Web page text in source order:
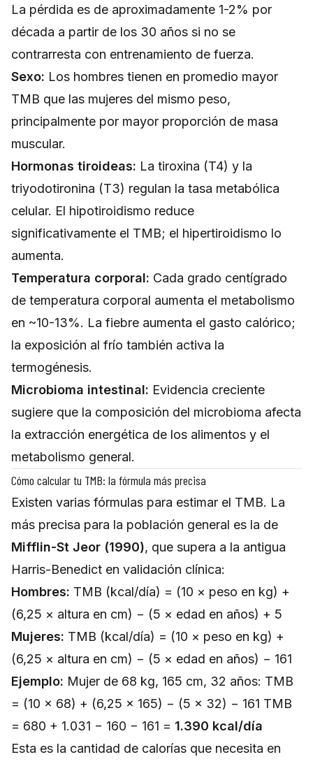
La pérdida es de aproximadamente 1-2% por
década a partir de los 30 años si no se
contrarresta con entrenamiento de fuerza.
Sexo: Los hombres tienen en promedio mayor
TMB que las mujeres del mismo peso,
principalmente por mayor proporción de masa
muscular.
Hormonas tiroideas: La tiroxina (T4) y la
triyodotironina (T3) regulan la tasa metabólica
celular. El hipotiroidismo reduce
significativamente el TMB; el hipertiroidismo lo
aumenta.
Temperatura corporal: Cada grado centígrado
de temperatura corporal aumenta el metabolismo
en ~10-13%. La fiebre aumenta el gasto calórico;
la exposición al frío también activa la
termogénesis.
Microbioma intestinal: Evidencia creciente
sugiere que la composición del microbioma afecta
la extracción energética de los alimentos y el
metabolismo general.
Cómo calcular tu TMB: la fórmula más precisa
Existen varias fórmulas para estimar el TMB. La
más precisa para la población general es la de
Mifflin-St Jeor (1990), que supera a la antigua
Harris-Benedict en validación clínica:
Hombres: TMB (kcal/día) = (10 × peso en kg) +
(6,25 × altura en cm) − (5 × edad en años) + 5
Mujeres: TMB (kcal/día) = (10 × peso en kg) +
(6,25 × altura en cm) − (5 × edad en años) − 161
Ejemplo: Mujer de 68 kg, 165 cm, 32 años: TMB
= (10 × 68) + (6,25 × 165) − (5 × 32) − 161 TMB
= 680 + 1.031 − 160 − 161 = 1.390 kcal/día
Esta es la cantidad de calorías que necesita en